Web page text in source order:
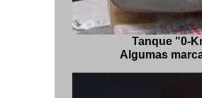
Tanque "0-
Algumas